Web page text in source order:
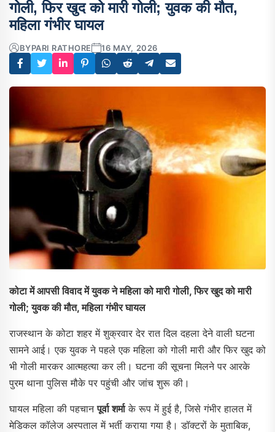
गोली, फिर खुद को मारी गोली; युवक की मौत,
महिला गंभीर घायल
BYPARI RATHORE 16 MAY, 2026
कोटा में आपसी विवाद में युवक ने महिला को मारी गोली, फिर खुद को मारी
गोली; युवक की मौत, महिला गंभीर घायल
राजस्थान के कोटा शहर में शुक्रवार देर रात दिल दहला देने वाली घटना
सामने आई। एक युवक ने पहले एक महिला को गोली मारी और फिर खुद को
भी गोली मारकर आत्महत्या कर ली। घटना की सूचना मिलने पर आरके
पुरम थाना पुलिस मौके पर पहुंची और जांच शुरू की।
घायल महिला की पहचानपूर्वा शर्माके रूप में हुई है, जिसे गंभीर हालत में
मेडिकल कॉलेज अस्पताल में भर्ती कराया गया है। डॉक्टरों के मुताबिक,